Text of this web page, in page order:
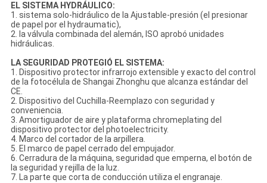
EL SISTEMA HYDRÁULICO:
1. sistema solo-hidráulico de la Ajustable-presión (el presionar
de papel por el hydraumatic),
2. la válvula combinada del alemán, ISO aprobó unidades
hidráulicas.
LA SEGURIDAD PROTEGIÓ EL SISTEMA:
1. Dispositivo protector infrarrojo extensible y exacto del control
de la fotocélula de Shangai Zhonghu que alcanza estándar del
CE.
2. Dispositivo del Cuchilla-Reemplazo con seguridad y
conveniencia.
3. Amortiguador de aire y plataforma chromeplating del
dispositivo protector del photoelectricity.
4. Marco del cortador de la arpillera.
5. El marco de papel cerrado del empujador.
6. Cerradura de la máquina, seguridad que emperna, el botón de
la seguridad y rejilla de la luz.
7. La parte que corta de conducción utiliza el engranaje.